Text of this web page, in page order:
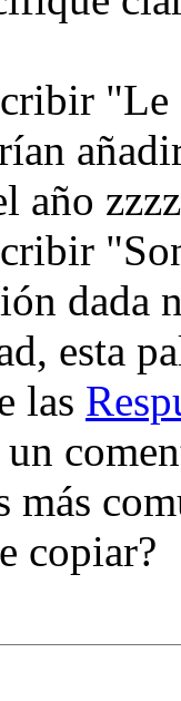
año
dada
esta
las
más
copiar?